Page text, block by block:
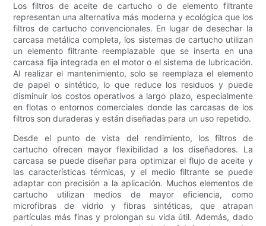
Los filtros de aceite de cartucho o de elemento filtrante
representan una alternativa más moderna y ecológica que los
filtros de cartucho convencionales. En lugar de desechar la
carcasa metálica completa, los sistemas de cartucho utilizan
un elemento filtrante reemplazable que se inserta en una
carcasa fija integrada en el motor o el sistema de lubricación.
Al realizar el mantenimiento, solo se reemplaza el elemento
de papel o sintético, lo que reduce los residuos y puede
disminuir los costos operativos a largo plazo, especialmente
en flotas o entornos comerciales donde las carcasas de los
filtros son duraderas y están diseñadas para un uso repetido.
Desde el punto de vista del rendimiento, los filtros de
cartucho ofrecen mayor flexibilidad a los diseñadores. La
carcasa se puede diseñar para optimizar el flujo de aceite y
las características térmicas, y el medio filtrante se puede
adaptar con precisión a la aplicación. Muchos elementos de
cartucho utilizan medios de mayor eficiencia, como
microfibras de vidrio y fibras sintéticas, que atrapan
partículas más finas y prolongan su vida útil. Además, dado